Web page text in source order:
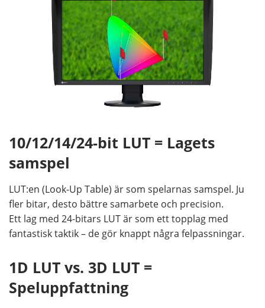
10/12/14/24-bit LUT = Lagets
samspel
LUT:en (Look-Up Table) är som spelarnas samspel. Ju
fler bitar, desto bättre samarbete och precision.
Ett lag med 24-bitars LUT är som ett topplag med
fantastisk taktik – de gör knappt några felpassningar.
1D LUT vs. 3D LUT =
Speluppfattning